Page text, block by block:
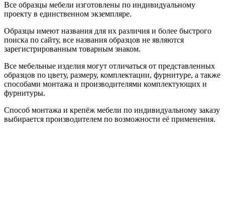
Все образцы мебели изготовлены по индивидуальному
проекту в единственном экземпляре.
Образцы имеют названия для их различия и более быстрого
поиска по сайту, все названия образцов не являются
зарегистрированным товарным знаком.
Все мебельные изделия могут отличаться от представленных
образцов по цвету, размеру, комплектации, фурнитуре, а также
способами монтажа и производителями комплектующих и
фурнитуры.
Способ монтажа и крепёж мебели по индивидуальному заказу
выбирается производителем по возможности её применения.